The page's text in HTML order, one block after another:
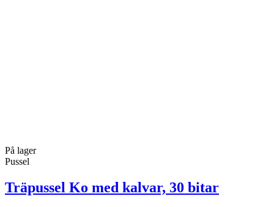
På lager
Pussel
Träpussel Ko med kalvar, 30 bitar